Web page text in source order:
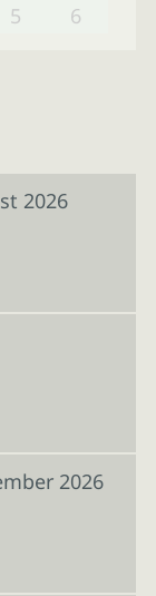
5 6
2026
2026